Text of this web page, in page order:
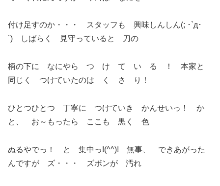
付け足すのか・・・ スタッフも 興味しんしん(; ･`д･
´) しばらく 見守っていると 刀の
柄の下に なにやら つ け て い る ！ 本家と
同じく つけていたのは く さ り！
ひとつひとつ 丁寧に つけていき かんせいっ！ か
と、 お～もったら ここも 黒く 色
ぬるやでっ！ と 集中っ!(^^)! 無事、 できあがった
んですが ズ・・・ ズボンが 汚れ